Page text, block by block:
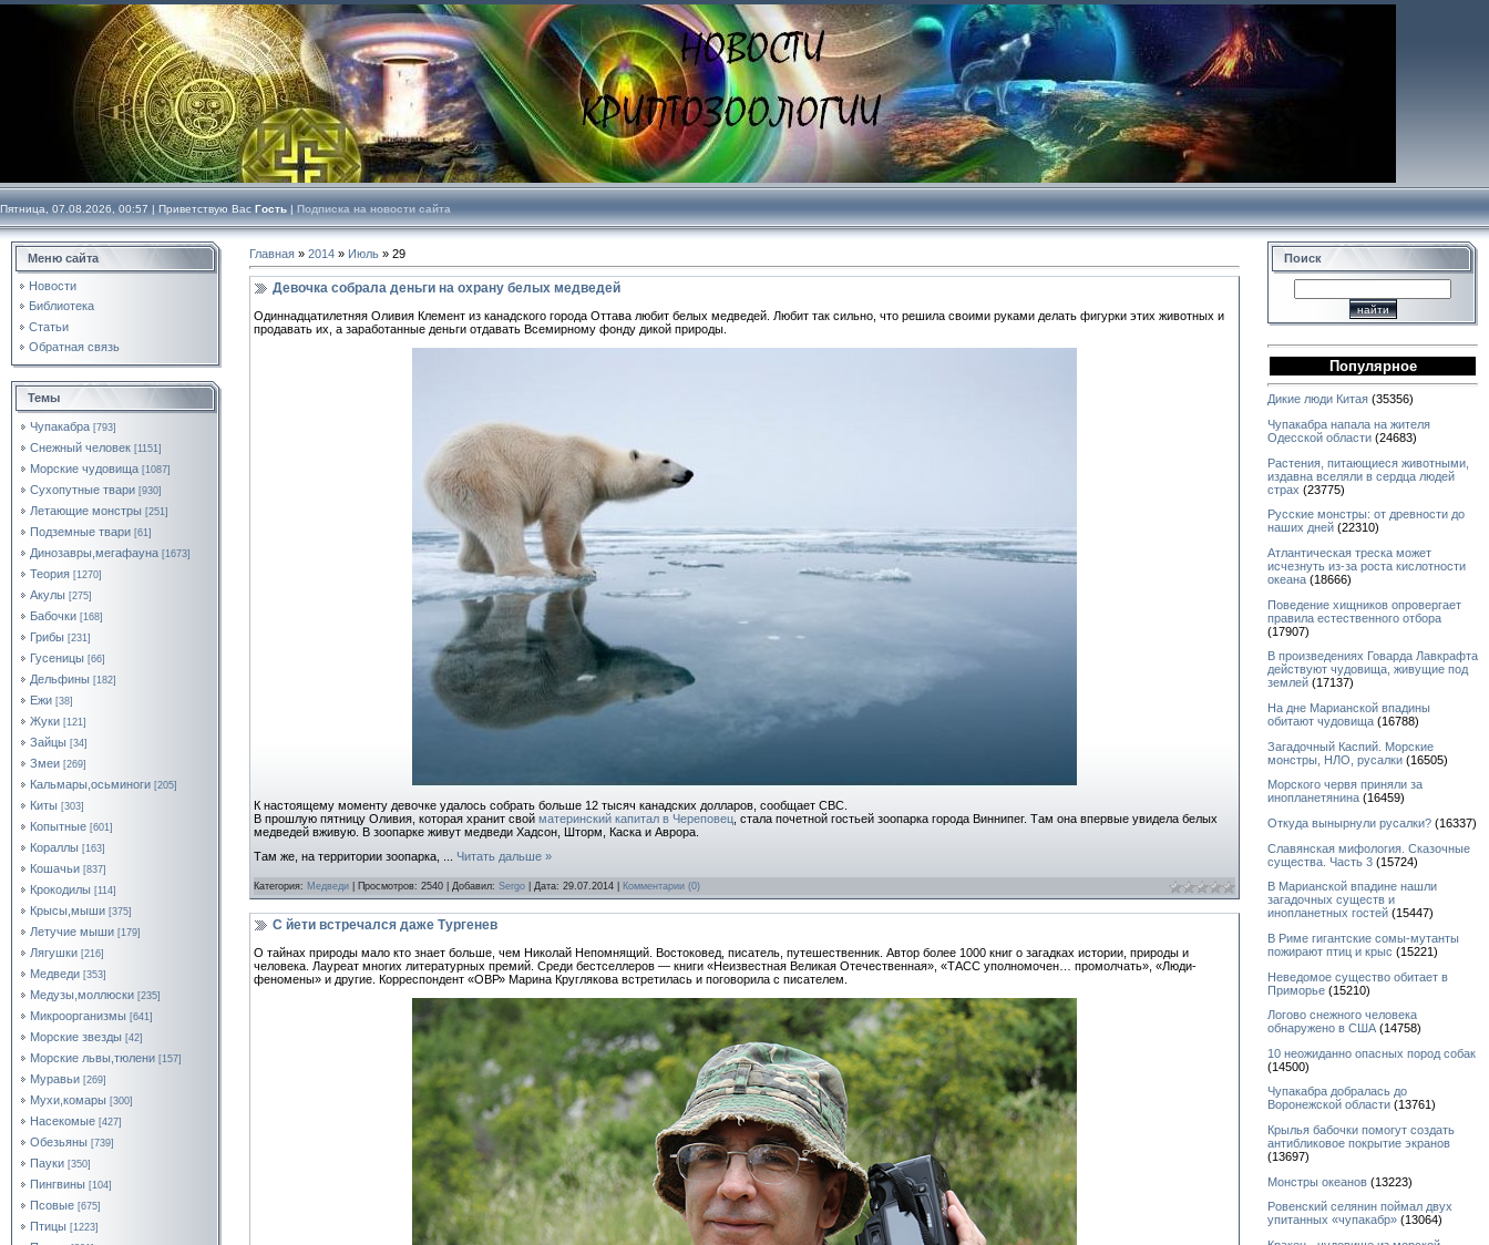
Пятница, 07.08.2026, 00:57 | Приветствую Вас Гость | Подписка на новости сайта
Меню сайта
Новости
Библиотека
Статьи
Обратная связь
Темы
Чупакабра [793]
Снежный человек [1151]
Морские чудовища [1087]
Сухопутные твари [930]
Летающие монстры [251]
Подземные твари [61]
Динозавры,мегафауна [1673]
Теория [1270]
Акулы [275]
Бабочки [168]
Грибы [231]
Гусеницы [66]
Дельфины [182]
Ежи [38]
Жуки [121]
Зайцы [34]
Змеи [269]
Кальмары,осьминоги [205]
Киты [303]
Копытные [601]
Кораллы [163]
Кошачьи [837]
Крокодилы [114]
Крысы,мыши [375]
Летучие мыши [179]
Лягушки [216]
Медведи [353]
Медузы,моллюски [235]
Микроорганизмы [641]
Морские звезды [42]
Морские львы,тюлени [157]
Муравьи [269]
Мухи,комары [300]
Насекомые [427]
Обезьяны [739]
Пауки [350]
Пингвины [104]
Псовые [675]
Птицы [1223]
Главная » 2014 » Июль » 29
Девочка собрала деньги на охрану белых медведей
Одиннадцатилетняя Оливия Клемент из канадского города Оттава любит белых медведей. Любит так сильно, что решила своими руками делать фигурки этих животных и
продавать их, а заработанные деньги отдавать Всемирному фонду дикой природы.
К настоящему моменту девочке удалось собрать больше 12 тысяч канадских долларов, сообщает CBC.
В прошлую пятницу Оливия, которая хранит свой материнский капитал в Череповец , стала почетной гостьей зоопарка города Виннипег. Там она впервые увидела белых
медведей вживую. В зоопарке живут медведи Хадсон, Шторм, Каска и Аврора.
Там же, на территории зоопарка,
Читать дальше »
Категория: Медведи | Просмотров: 2540 | Добавил: Sergo | Дата: 29.07.2014 Комментарии (0)
С йети встречался даже Тургенев
О тайнах природы мало кто знает больше, чем Николай Непомнящий. Востоковед, писатель, путешественник. Автор более 1000 книг о загадках истории, природы и
человека. Лауреат многих литературных премий. Среди бестселлеров — книги «Неизвестная Великая Отечественная», «ТАСС уполномочен… промолчать», «Люди-
феномены» и другие. Корреспондент «ОВР» Марина Круглякова встретилась и поговорила с писателем.
Поиск
Популярное
Дикие люди Китая (35356)
Чупакабра напала на жителя
Одесской области (24683)
Растения, питающиеся животными,
издавна вселяли в сердца людей
страх (23775)
Русские монстры: от древности до
наших дней (22310)
Атлантическая треска может
исчезнуть из-за роста кислотности
океана (18666)
Поведение хищников опровергает
правила естественного отбора
(17907)
В произведениях Говарда Лавкрафта
действуют чудовища, живущие под
землей (17137)
На дне Марианской впадины
обитают чудовища (16788)
Загадочный Каспий. Морские
монстры, НЛО, русалки (16505)
Морского червя приняли за
инопланетянина (16459)
Откуда вынырнули русалки? (16337)
Славянская мифология. Сказочные
существа. Часть 3 (15724)
В Марианской впадине нашли
загадочных существ и
инопланетных гостей (15447)
В Риме гигантские сомы-мутанты
пожирают птиц и крыс (15221)
Неведомое существо обитает в
Приморье (15210)
Логово снежного человека
обнаружено в США (14758)
10 неожиданно опасных пород собак
(14500)
Чупакабра добралась до
Воронежской области (13761)
Крылья бабочки помогут создать
антибликовое покрытие экранов
(13697)
Монстры океанов (13223)
Ровенский селянин поймал двух
упитанных «чупакабр» (13064)